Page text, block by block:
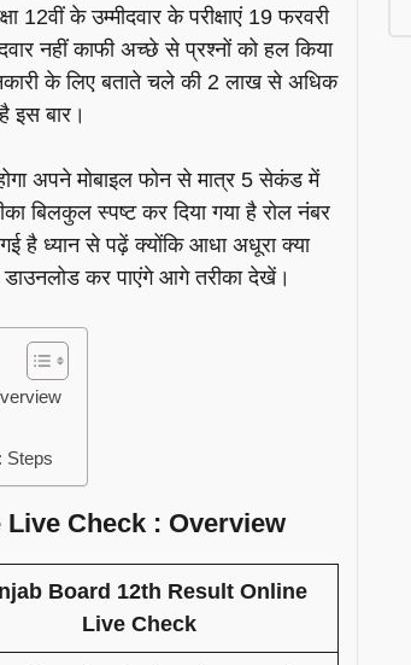
के उम्मीदवार के परीक्षाएं 19 फरवरी
नहीं काफी अच्छे से प्रश्नों को हल किया
के लिए बताते चले की 2 लाख से अधिक
इस बार।
अपने मोबाइल फोन से मात्र 5 सेकंड में
बिलकुल स्पष्ट कर दिया गया है रोल नंबर
है ध्यान से पढ़ें क्योंकि आधा अधूरा क्या
डाउनलोड कर पाएंगे आगे तरीका देखें।
Steps
Check : Overview
Board 12th Result Online
Live Check